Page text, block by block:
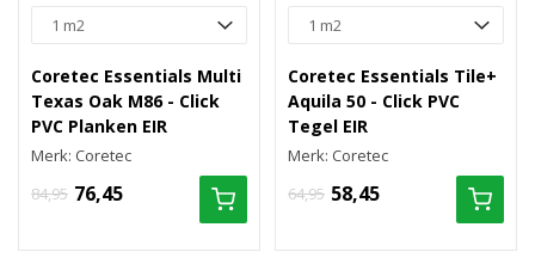
Coretec Essentials Multi
Texas Oak M86 - Click
PVC Planken EIR
Merk: Coretec
84,95 76,45
Coretec Essentials Tile+
Aquila 50 - Click PVC
Tegel EIR
Merk: Coretec
64,95 58,45